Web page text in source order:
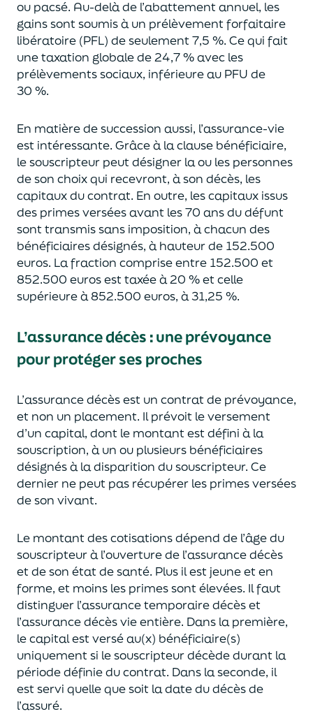
ou pacsé. Au-delàde l’abattement annuel, les
gains sont soumis à un prélèvement forfaitaire
libératoire (PFL) de seulement 7,5 %. Ce qui fait
une taxation globale de24,7 % avec les
prélèvements sociaux, inférieure au PFU de
30 %.
En matière de succession aussi, l’assurance-vie
est intéressante. Grâce à la clause bénéficiaire,
le souscripteur peut désigner la ou les personnes
de son choix qui recevront, à son décès, les
capitaux du contrat. En outre, les capitaux issus
des primes versées avant les 70 ans du défunt
sont transmis sans imposition, à chacun des
bénéficiaires désignés, à hauteur de 152.500
euros. La fraction comprise entre 152.500 et
852.500 eurosest taxée à 20 % et celle
supérieure à 852.500 euros, à 31,25 %.
L’assurance décès :une prévoyance
pour protéger ses proches
L’assurance décès est un contrat de prévoyance,
et non un placement. Il prévoit le versement
d’un capital, dont le montant est défini à la
souscription, à un ou plusieurs bénéficiaires
désignés à la disparition du souscripteur. Ce
dernier ne peut pas récupérer les primes versées
de son vivant.
Le montant des cotisations dépend de l’âgedu
souscripteur à l’ouverture de l’assurance décès
et de son état de santé. Plus il est jeuneet en
forme, et moins les primes sont élevées. Il faut
distinguer l’assurance temporaire décès et
l’assurancedécèsvie entière. Dans la première,
le capital estversé au(x) bénéficiaire(s)
uniquementsi le souscripteur décède durant la
période définie du contrat. Dans la seconde, il
est servi quelle que soit la date du décès de
l’assuré.